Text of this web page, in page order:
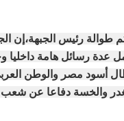
طوالة رئيس الجبهة،إن
عدة رسائل هامة
أسود مصر والوطن
والخسة دفاعا عن شعب